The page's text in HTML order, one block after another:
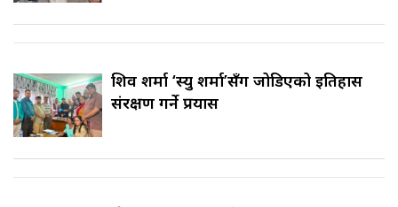
शिव शर्मा ‘स्यु शर्मा’सँग जोडिएको इतिहास
संरक्षण गर्ने प्रयास